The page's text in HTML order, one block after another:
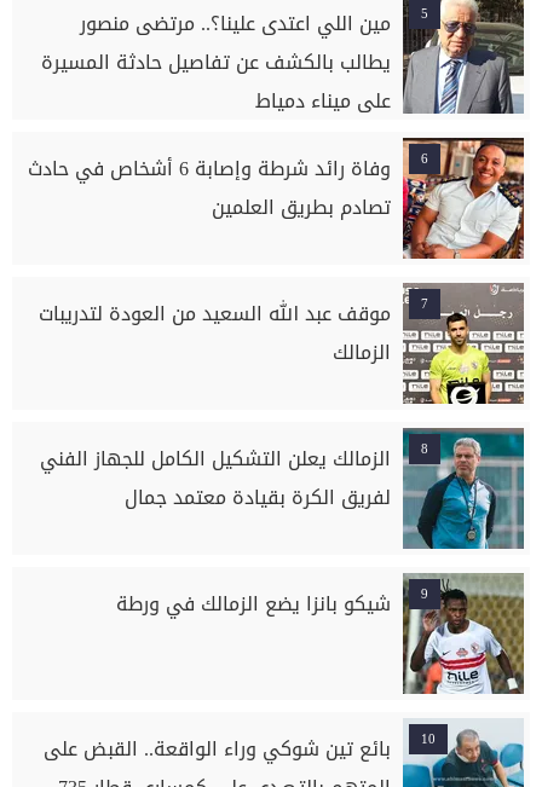
5
مين اللي اعتدى علينا؟.. مرتضى منصور
يطالب بالكشف عن تفاصيل حادثة المسيرة
على ميناء دمياط
6
وفاة رائد شرطة وإصابة 6 أشخاص في حادث
تصادم بطريق العلمين
7
موقف عبد الله السعيد من العودة لتدريبات
الزمالك
8
الزمالك يعلن التشكيل الكامل للجهاز الفني
لفريق الكرة بقيادة معتمد جمال
9 شيكو بانزا يضع الزمالك في ورطة
10
بائع تين شوكي وراء الواقعة.. القبض على